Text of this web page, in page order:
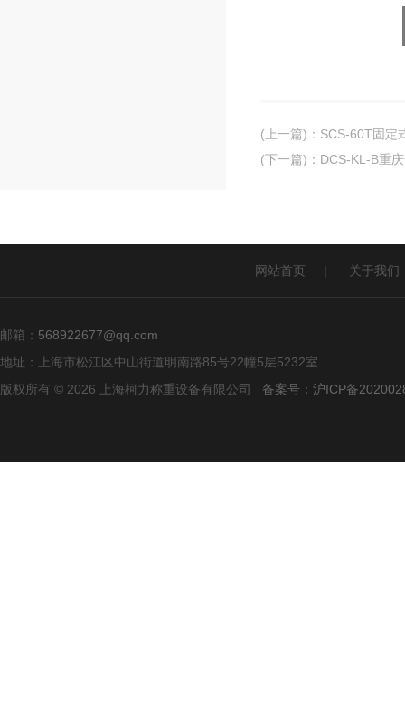
(上一篇) ： SCS-60T固定
(下一篇) ： DCS-KL-B重
网站首页 | 关于我们
邮箱： 568922677@qq.com
地址：上海市松江区中山街道明南路85号22幢5层5232室
版权所有 © 2026 上海柯力称重设备有限公司 备案号：沪ICP备